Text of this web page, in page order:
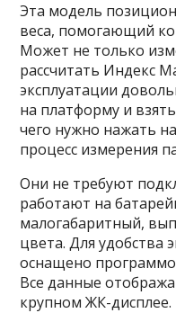
Эта модель
веса, помогающий
Может не только
рассчитать Индекс
эксплуатации
на платформу и
чего нужно нажать
процесс измерения
Они не требуют
работают на
малогабаритный,
цвета. Для удобства
оснащено
Все данные
крупном ЖК-дисплее.